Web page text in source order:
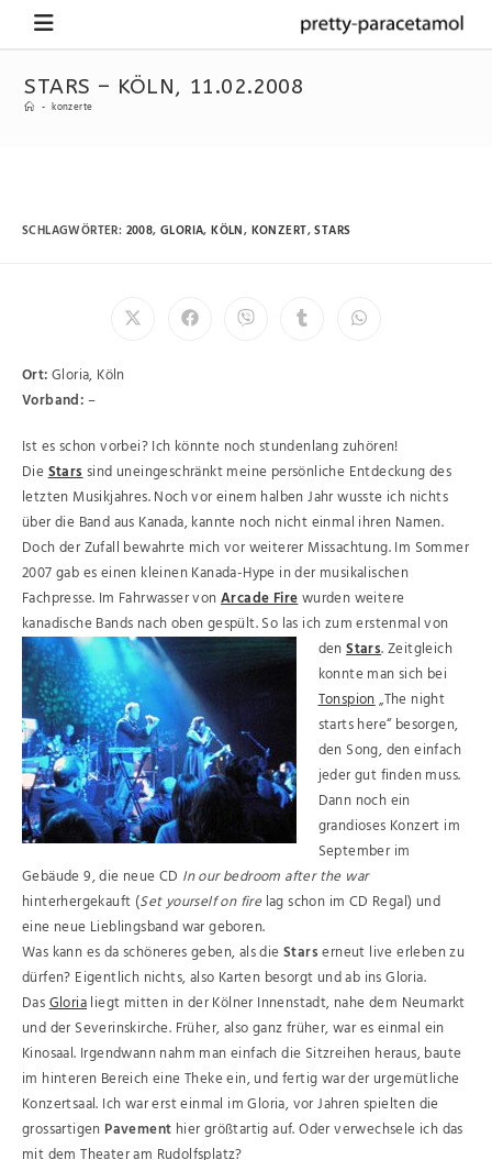
STARS – KÖLN, 11.02.2008
- konzerte
SCHLAGWÖRTER: 2008, GLORIA, KÖLN, KONZERT,STARS
Ort:Gloria, Köln
Vorband:–
Ist es schon vorbei? Ich könnte noch stundenlang zuhören!
DieStarssind uneingeschränkt meine persönliche Entdeckung des
letzten Musikjahres. Noch vor einem halben Jahr wusste ich nichts
über die Band aus Kanada, kannte noch nicht einmal ihren Namen.
Doch der Zufall bewahrte mich vor weiterer Missachtung. Im Sommer
2007 gab es einen kleinen Kanada-Hype in der musikalischen
Fachpresse. Im Fahrwasser vonArcade Firewurden weitere
kanadische Bands nach oben gespült. So las ich zum erstenmal von
denStars.Zeitgleich
konnte man sich bei
Tonspion„The night
starts here“ besorgen,
den Song, den einfach
jeder gut finden muss.
Dann noch ein
grandioses Konzert im
September im
Gebäude 9, die neue CD In our bedroom after the war
hinterhergekauft (Set yourself on firelag schon im CD Regal) und
eine neue Lieblingsband war geboren.
Was kann es da schöneres geben, als dieStarserneut live erleben zu
dürfen? Eigentlich nichts, also Karten besorgt und ab ins Gloria.
DasGlorialiegt mitten in der Kölner Innenstadt, nahe dem Neumarkt
und der Severinskirche. Früher, also ganz früher, war es einmal ein
Kinosaal. Irgendwann nahm man einfach die Sitzreihen heraus, baute
im hinteren Bereich eine Theke ein, und fertig war der urgemütliche
Konzertsaal. Ich war erst einmal im Gloria, vor Jahren spielten die
grossartigen Pavement hier größtartig auf. Oder verwechsele ich das
mit dem Theater am Rudolfsplatz?